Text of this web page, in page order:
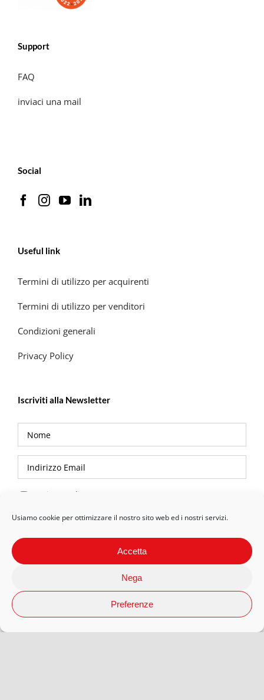
Usiamo cookie per ottimizzare il nostro sito web ed i nostri servizi.
Accetta
Nega
Preferenze
Support
FAQ
inviaci una mail
Social
Useful link
Termini di utilizzo per acquirenti
Termini di utilizzo per venditori
Condizioni generali
Privacy Policy
Iscriviti alla Newsletter
Privacy Policy